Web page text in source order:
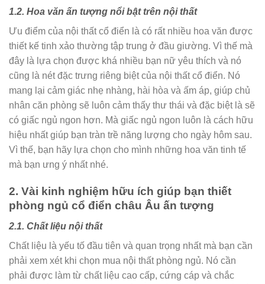
1.2. Hoa văn ấn tượng nổi bật trên nội thất
Ưu điểm của nội thất cổ điển là có rất nhiều hoa văn được
thiết kế tinh xảo thường tập trung ở đầu giường. Vì thế mà
đây là lựa chọn được khá nhiều bạn nữ yêu thích và nó
cũng là nét đặc trưng riêng biệt của nội thất cổ điển. Nó
mang lại cảm giác nhẹ nhàng, hài hòa và ấm áp, giúp chủ
nhân căn phòng sẽ luôn cảm thấy thư thái và đặc biệt là sẽ
có giấc ngủ ngon hơn. Mà giấc ngủ ngon luôn là cách hữu
hiệu nhất giúp bạn tràn trề năng lượng cho ngày hôm sau.
Vì thế, bạn hãy lựa chọn cho mình những hoa văn tinh tế
mà bạn ưng ý nhất nhé.
2. Vài kinh nghiệm hữu ích giúp bạn thiết
phòng ngủ cổ điển châu Âu ấn tượng
2.1. Chất liệu nội thất
Chất liệu là yếu tố đầu tiên và quan trọng nhất mà bạn cần
phải xem xét khi chọn mua nội thất phòng ngủ. Nó cần
phải được làm từ chất liệu cao cấp, cứng cáp và chắc